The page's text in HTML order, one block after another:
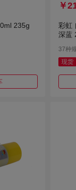
235g
￥
彩虹
深蓝
37种
现货